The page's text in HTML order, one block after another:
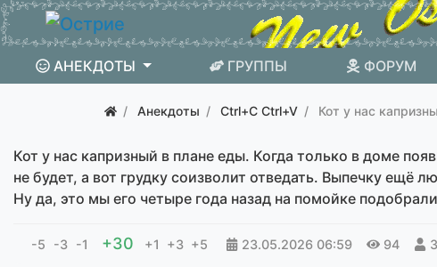
АНЕКДОТЫ ГРУППЫ ФОРУМ
Анекдоты Ctrl+C Ctrl+V Кот у нас
Кот у нас капризный в плане еды. Когда только в доме
не будет, а вот грудку соизволит отведать. Выпечку
Ну да, это мы его четыре года назад на помойке
-5 -3 -1 +30 +1 +3 +5 23.05.2026 06:59 94